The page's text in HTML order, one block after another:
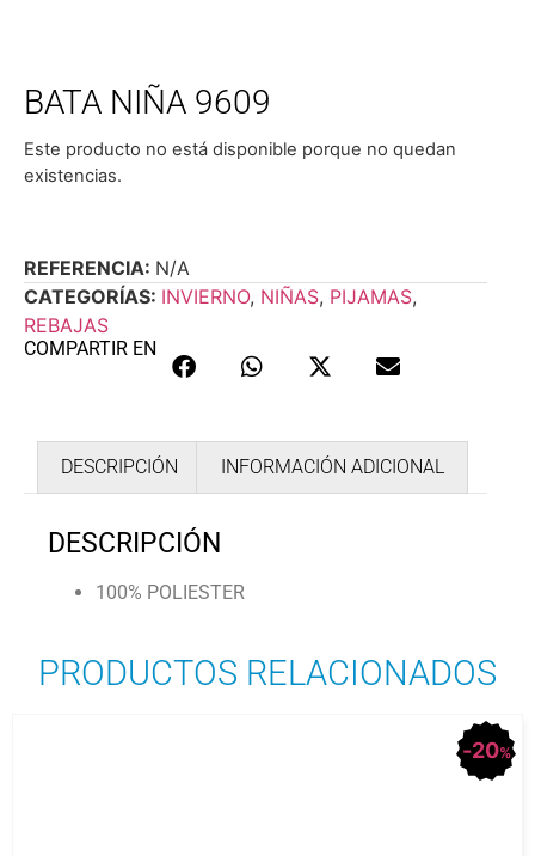
BATA NIÑA 9609
Este producto no está disponible porque no quedan
existencias.
REFERENCIA: N/A
CATEGORÍAS: INVIERNO, NIÑAS, PIJAMAS,
REBAJAS
COMPARTIR EN
DESCRIPCIÓN INFORMACIÓN ADICIONAL
DESCRIPCIÓN
100% POLIESTER
PRODUCTOS RELACIONADOS
20%